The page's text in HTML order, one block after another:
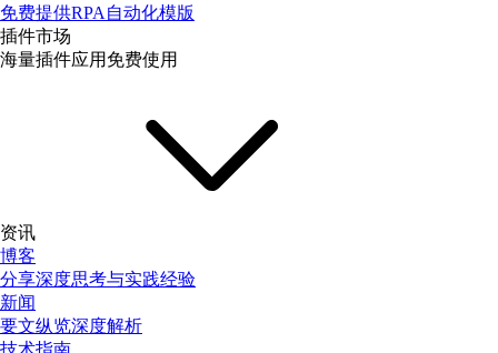
免费提供RPA自动化模版
插件市场
海量插件应用免费使用
资讯
博客
分享深度思考与实践经验
新闻
要文纵览深度解析
技术指南